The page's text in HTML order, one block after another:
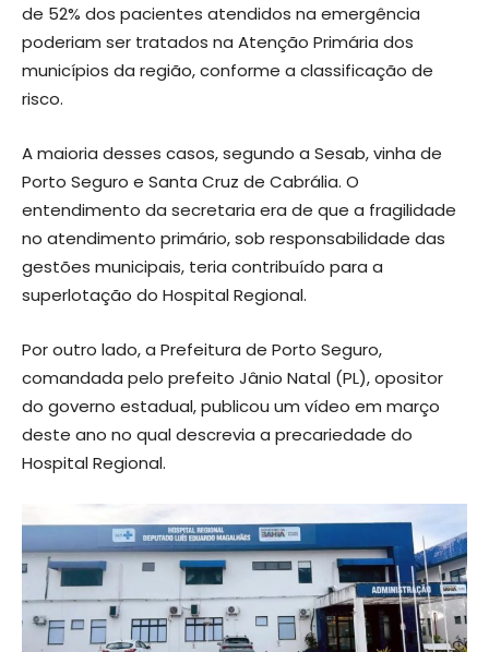
de 52% dos pacientes atendidos na emergência
poderiam ser tratados na Atenção Primária dos
municípios da região, conforme a classificação de
risco.
A maioria desses casos, segundo a Sesab, vinha de
Porto Seguro e Santa Cruz de Cabrália. O
entendimento da secretaria era de que a fragilidade
no atendimento primário, sob responsabilidade das
gestões municipais, teria contribuído para a
superlotação do Hospital Regional.
Por outro lado, a Prefeitura de Porto Seguro,
comandada pelo prefeito Jânio Natal (PL), opositor
do governo estadual, publicou um vídeo em março
deste ano no qual descrevia a precariedade do
Hospital Regional.